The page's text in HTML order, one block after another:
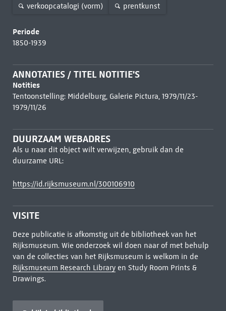
verkoopcatalogi (vorm) prentkunst
Periode
1850-1939
ANNOTATIES / TITEL NOTITIE'S
Notities
Tentoonstelling: Middelburg, Galerie Pictura, 1979/11/23-
1979/11/26
DUURZAAM WEBADRES
Als u naar dit object wilt verwijzen, gebruik dan de
duurzame URL:
https://id.rijksmuseum.nl/300106910
VISITE
Deze publicatie is afkomstig uit de bibliotheek van het
Rijksmuseum. Wie onderzoek wil doen naar of met behulp
van de collecties van het Rijksmuseum is welkom in de
Rijksmuseum Research Libraryen Study Room Prints &
Drawings.